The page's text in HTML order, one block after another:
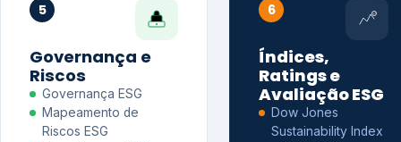
5
Governança e
Riscos
Governança ESG
Mapeamento de
Riscos ESG
6
Índices,
Ratings e
Avaliação ESG
Dow Jones
Sustainability Index